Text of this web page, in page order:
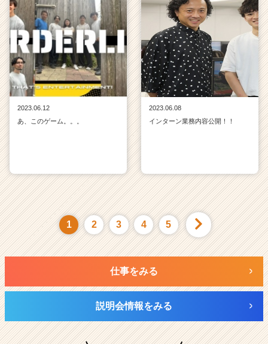
2023.06.12
あ、このゲーム。。。
2023.06.08
インターン業務内容公開！！
1 2 3 4 5
仕事をみる
説明会情報をみる